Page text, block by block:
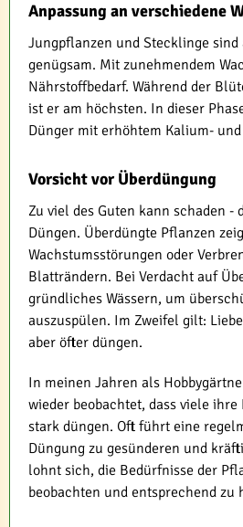
Anpassung an verschiedene
Jungpflanzen und Stecklinge sind
genügsam. Mit zunehmendem
Nährstoffbedarf. Während der
ist er am höchsten. In dieser
Dünger mit erhöhtem Kalium-
Vorsicht vor Überdüngung
Zu viel des Guten kann schaden -
Düngen. Überdüngte Pflanzen
Wachstumsstörungen oder
Blatträndern. Bei Verdacht auf
gründliches Wässern, um
auszuspülen. Im Zweifel gilt:
aber öfter düngen.
In meinen Jahren als
wieder beobachtet, dass viele
stark düngen. Oft führt eine
Düngung zu gesünderen und
lohnt sich, die Bedürfnisse der
beobachten und entsprechend zu